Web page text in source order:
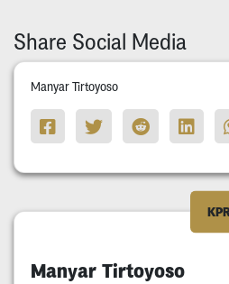
Share Social Media
Manyar Tirtoyoso
Manyar Tirtoyoso